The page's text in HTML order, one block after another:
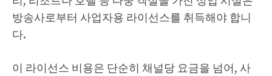
방송사로부터 사업자용 라이선스를 취득해야 합니
다.
이 라이선스 비용은 단순히 채널당 요금을 넘어, 사